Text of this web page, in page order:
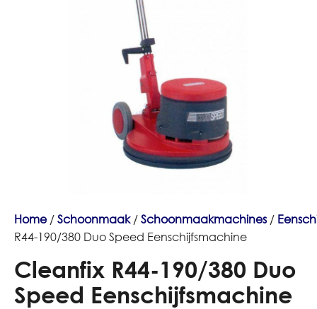
Home/Schoonmaak/Schoonmaakmachines /
R44-190/380 Duo Speed Eenschijfsmachine
Cleanfix R44-190/380 Duo
Speed Eenschijfsmachine